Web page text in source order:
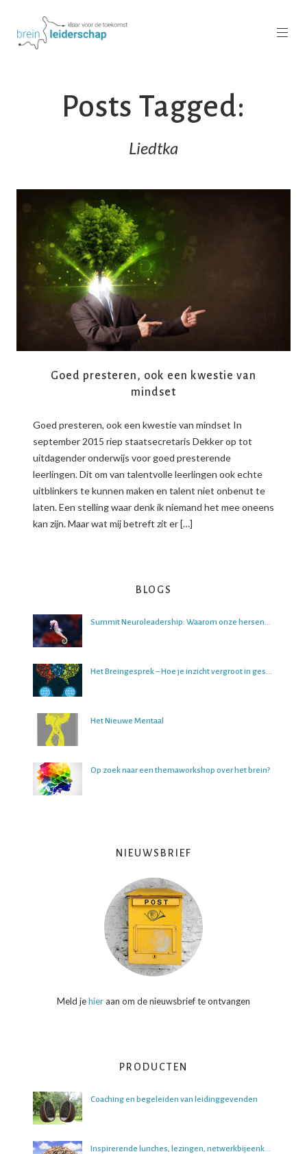
Posts Tagged:
Liedtka
READ MORE
Goed presteren, ook een kwestie van
mindset
Goed presteren, ook een kwestie van mindset In
september 2015 riep staatsecretaris Dekker op tot
uitdagender onderwijs voor goed presterende
leerlingen. Dit om van talentvolle leerlingen ook echte
uitblinkers te kunnen maken en talent niet onbenut te
laten. Een stelling waar denk ik niemand het mee oneens
kan zijn. Maar wat mij betreft zit er […]
BLOGS
Summit Neuroleadership: Waarom onze hersenen het lastig vinden om over de toekomst na te denken
Het Breingesprek – Hoe je inzicht vergroot in gesprekken
Het Nieuwe Mentaal
Op zoek naar een themaworkshop over het brein?
NIEUWSBRIEF
Meld jehieraan om de nieuwsbrief te ontvangen
PRODUCTEN
Coaching en begeleiden van leidinggevenden
Inspirerende lunches, lezingen, netwerkbijeenkomsten en boeksessies